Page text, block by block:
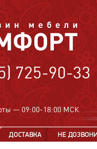
725-90-33
— 09:00-18:00 МСК